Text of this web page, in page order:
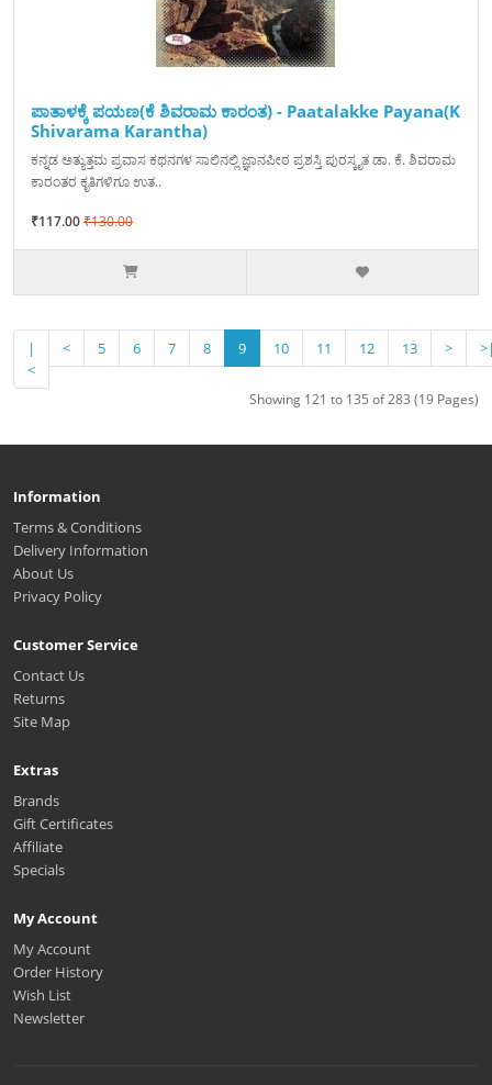
ಪಾತಾಳಕ್ಕೆ ಪಯಣ(ಕೆ ಶಿವರಾಮ ಕಾರಂತ) - Paatalakke Payana(K
Shivarama Karantha)
ಕನ್ನಡ ಅತ್ಯುತ್ತಮ ಪ್ರವಾಸ ಕಥನಗಳ ಸಾಲಿನಲ್ಲಿ ಜ್ಞಾನಪೀಠ ಪ್ರಶಸ್ತಿ ಪುರಸ್ಕೃತ ಡಾ. ಕೆ. ಶಿವರಾಮ
ಕಾರಂತರ ಕೃತಿಗಳಿಗೂ ಉತ..
₹117.00₹130.00
|
<
< 5 6 7 8 9 10 11 12 13 >
Showing 121 to 135 of 283 (19 Pages)
Information
Terms & Conditions
Delivery Information
About Us
Privacy Policy
Customer Service
Contact Us
Returns
Site Map
Extras
Brands
Gift Certificates
Affiliate
Specials
My Account
My Account
Order History
Wish List
Newsletter